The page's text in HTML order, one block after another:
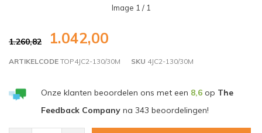
Image 1 / 1
1.260,82 1.042,00
ARTIKELCODE TOP4JC2-130/30M SKU 4JC2-130/30M
Onze klanten beoordelen ons met een 8,6op The
Feedback Companyna 343 beoordelingen!